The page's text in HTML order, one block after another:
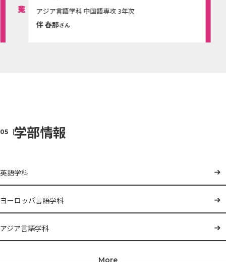
アジア言語学科 中国語専攻 3年次
伴 春那さん
学部情報
英語学科
ヨーロッパ言語学科
アジア言語学科